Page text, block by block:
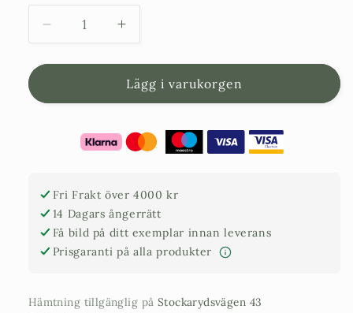
Minska
kvantitet
för
220
&quot;Pata&quot;
Öka
kvantitet
för
Olivträd
220
-
&quot;Pata&quot;
Lägg i varukorgen
Fri Frakt över 4000 kr
14 Dagars ångerrätt
Få bild på ditt exemplar innan leverans
Prisgaranti på alla produkter
Hämtning tillgänglig på Stockarydsvägen 43